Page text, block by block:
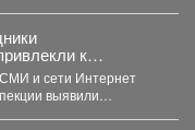
к
за движение
и сети Интернет
выявили